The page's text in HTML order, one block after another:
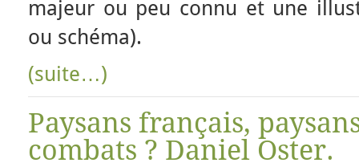
majeur ou peu connu et une
ou schéma).
(suite…)
Paysans français,
combats ? Daniel Oster.